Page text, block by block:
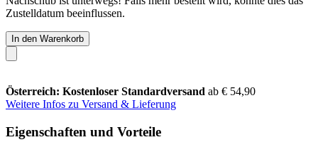
Zustelldatum beeinflussen.
In den Warenkorb
Österreich: Kostenloser Standardversand ab € 54,90
Weitere Infos zu Versand & Lieferung
Eigenschaften und Vorteile